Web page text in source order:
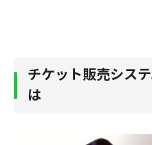
チケット販売シス
は